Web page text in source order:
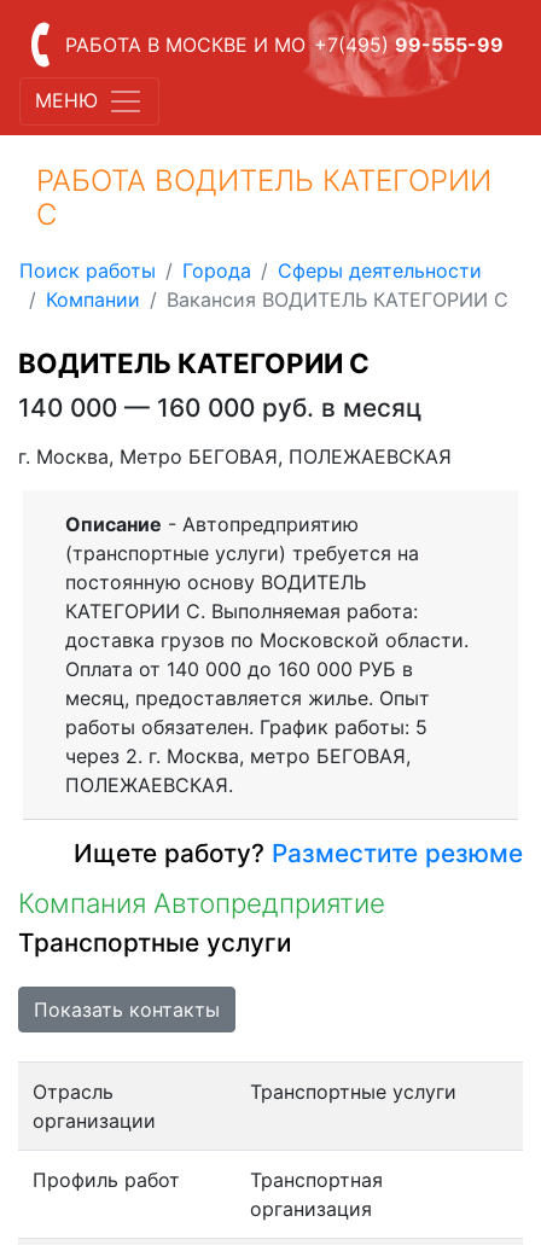
РАБОТА В МОСКВЕ И МО +7(495) 99-555-99
МЕНЮ
РАБОТА ВОДИТЕЛЬ КАТЕГОРИИ
С
Поиск работы Города
Сферы деятельности
Компании
Вакансия ВОДИТЕЛЬ КАТЕГОРИИ С
ВОДИТЕЛЬ КАТЕГОРИИ С
140 000 — 160 000 руб. в месяц
г. Москва, Метро БЕГОВАЯ, ПОЛЕЖАЕВСКАЯ
Описание - Автопредприятию
(транспортные услуги) требуется на
постоянную основу ВОДИТЕЛЬ
КАТЕГОРИИ С. Выполняемая работа:
доставка грузов по Московской области.
Оплата от 140 000 до 160 000 РУБ в
месяц, предоставляется жилье. Опыт
работы обязателен. График работы: 5
через 2. г. Москва, метро БЕГОВАЯ,
ПОЛЕЖАЕВСКАЯ.
Ищете работу? Разместите резюме
Компания Автопредприятие
Транспортные услуги
Показать контакты
Отрасль
организации
Транспортные услуги
Профиль работ
Транспортная
организация